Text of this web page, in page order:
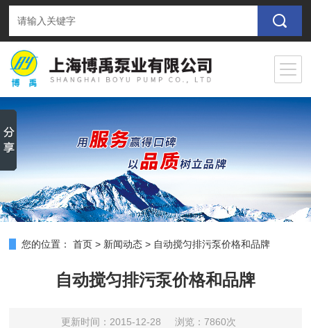
您的位置： 首页 > 新闻动态 > 自动搅匀排污泵价格和品牌
自动搅匀排污泵价格和品牌
更新时间：2015-12-28 浏览：7860次